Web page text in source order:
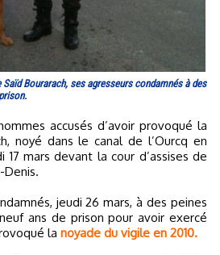
Bourarach, ses agresseurs condamnés à des
noyé dans le canal de l’Ourcq en
17 mars devant la cour d’assises de
Denis.
jeudi 26 mars, à des peines
ans de prison pour avoir exercé
la noyade du vigile en 2010.